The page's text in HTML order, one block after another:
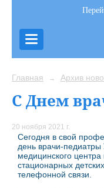
Главная → Архив
С Днем
20 ноября 2021 г.
Сегодня в свой
день врачи-педиатры
медицинского
стационарных
телефонной связи.